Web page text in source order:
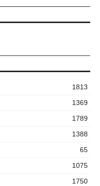
1813
1369
1789
1388
65
1075
1750